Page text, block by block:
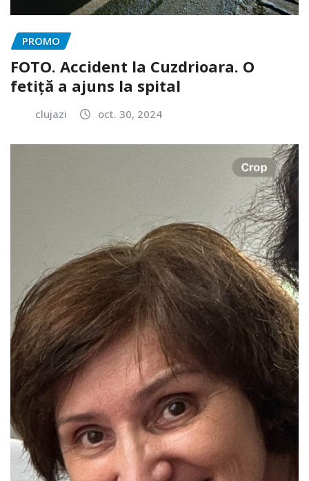
PROMO
FOTO. Accident la Cuzdrioara. O
fetiță a ajuns la spital
clujazi oct. 30, 2024